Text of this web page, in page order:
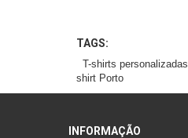
TAGS:
T-shirts personalizadas
shirt Porto
INFORMAÇÃO